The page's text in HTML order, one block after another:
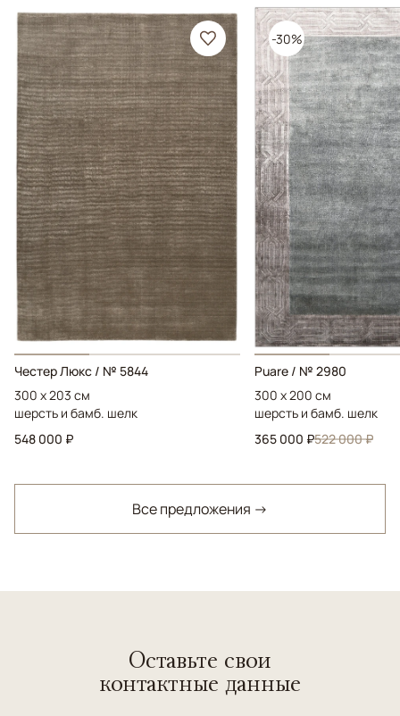
Честер Люкс / № 5844
300 x 203 см
шерсть и бамб. шелк
548 000 ₽
-30%
Puare / № 2980
300 x 200 см
шерсть и бамб. шелк
365 000 ₽522 000 ₽
Все предложения →
Оставьте свои
контактные данные